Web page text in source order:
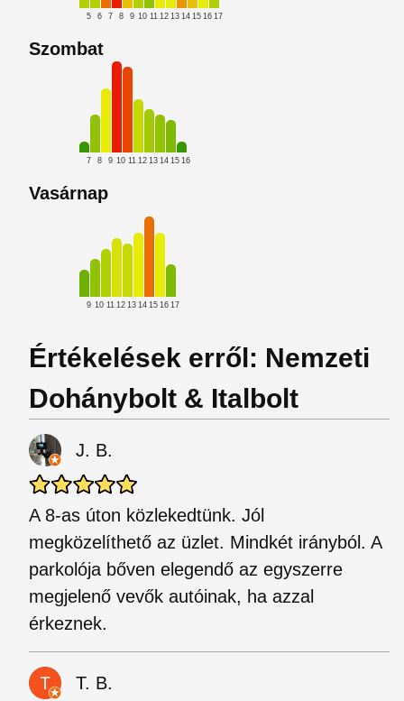
5 6 7 8 9 10 11 12 13 14 15 16 17
Szombat
7 8 9 10 11 12 13 14 15 16
Vasárnap
9 10 11 12 13 14 15 16 17
Értékelések erről: Nemzeti
Dohánybolt & Italbolt
J. B.
A 8-as úton közlekedtünk. Jól
megközelíthető az üzlet. Mindkét irányból. A
parkolója bőven elegendő az egyszerre
megjelenő vevők autóinak, ha azzal
érkeznek.
T. B.